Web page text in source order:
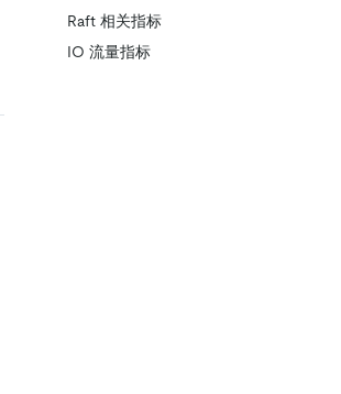
Raft 相关指标
IO 流量指标